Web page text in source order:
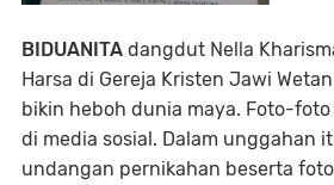
BIDUANITA dangdut Nella
Harsa di Gereja Kristen Jawi
bikin heboh dunia maya. Foto-
di media sosial. Dalam unggahan
undangan pernikahan beserta